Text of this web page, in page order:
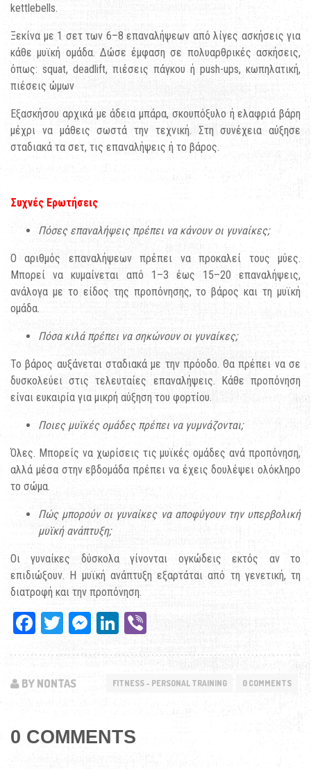
kettlebells.
Ξεκίνα με 1 σετ των 6–8 επαναλήψεων από λίγες ασκήσεις για
κάθε μυϊκή ομάδα. Δώσε έμφαση σε πολυαρθρικές ασκήσεις,
όπως: squat, deadlift, πιέσεις πάγκου ή push-ups, κωπηλατική,
πιέσεις ώμων
Εξασκήσου αρχικά με άδεια μπάρα, σκουπόξυλο ή ελαφριά βάρη
μέχρι να μάθεις σωστά την τεχνική. Στη συνέχεια αύξησε
σταδιακά τα σετ, τις επαναλήψεις ή το βάρος.
Συχνές Ερωτήσεις
Πόσες επαναλήψεις πρέπει να κάνουν οι γυναίκες;
Ο αριθμός επαναλήψεων πρέπει να προκαλεί τους μύες.
Μπορεί να κυμαίνεται από 1–3 έως 15–20 επαναλήψεις,
ανάλογα με το είδος της προπόνησης, το βάρος και τη μυϊκή
ομάδα.
Πόσα κιλά πρέπει να σηκώνουν οι γυναίκες;
Το βάρος αυξάνεται σταδιακά με την πρόοδο. Θα πρέπει να σε
δυσκολεύει στις τελευταίες επαναλήψεις. Κάθε προπόνηση
είναι ευκαιρία για μικρή αύξηση του φορτίου.
Ποιες μυϊκές ομάδες πρέπει να γυμνάζονται;
Όλες. Μπορείς να χωρίσεις τις μυϊκές ομάδες ανά προπόνηση,
αλλά μέσα στην εβδομάδα πρέπει να έχεις δουλέψει ολόκληρο
το σώμα.
Πώς μπορούν οι γυναίκες να αποφύγουν την υπερβολική
μυϊκή ανάπτυξη;
Οι γυναίκες δύσκολα γίνονται ογκώδεις εκτός αν το
επιδιώξουν. Η μυϊκή ανάπτυξη εξαρτάται από τη γενετική, τη
διατροφή και την προπόνηση.
Facebook
Twitter
Messenger
LinkedIn
Viber
BY NONTAS FITNESS - PERSONAL TRAINING 0 COMMENTS
0 COMMENTS